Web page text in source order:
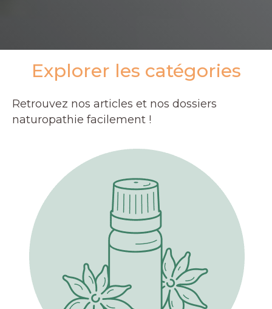
Explorer les catégories
Retrouvez nos articles et nos dossiers
naturopathie facilement !